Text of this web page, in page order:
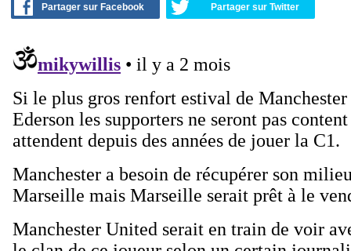
Partager sur Facebook Partager sur Twitter